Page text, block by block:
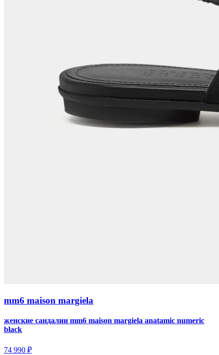
mm6 maison margiela
женские сандалии mm6 maison margiela anatamic numeric
black
74 990 ₽